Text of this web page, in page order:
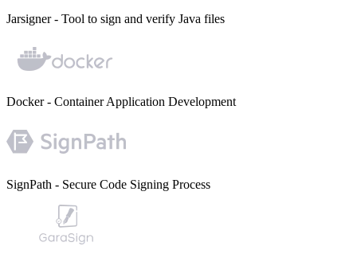
Jarsigner- Tool to sign and verify Java files
Docker- Container Application Development
SignPath - Secure Code Signing Process